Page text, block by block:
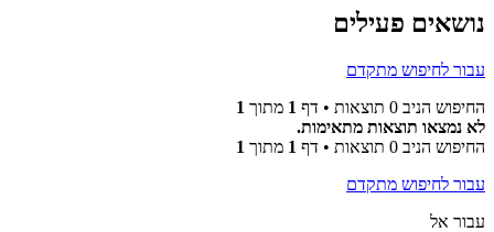
נושאים פעילים
עבור לחיפוש מתקדם
החיפוש הניב 0 תוצאות • דף
1 מתוך 1
לא נמצאו תוצאות מתאימות.
החיפוש הניב 0 תוצאות • דף
1 מתוך 1
עבור לחיפוש מתקדם
עבור אל